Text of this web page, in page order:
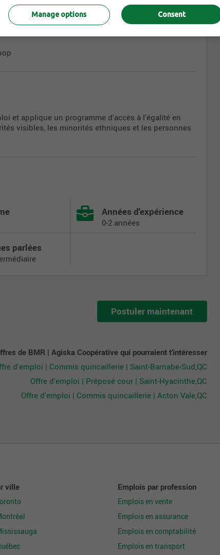
de sens. Membre propriétaire de Sollio Groupe
Coopérative rassemble plus de 5600 membres et
la Montérégie, le Centre-du-Québec et l’Estrie,
et applique un programme d'accès à l'égalité en
visibles, les minorités ethniques et les personnes
Années d'expérience
0-2 années
parlées
Postuler maintenant
de BMR | Agiska Coopérative qui pourraient t'intéresser
d'emploi | Commis quincaillerie | Saint-Barnabe-Sud,QC
Offre d'emploi | Préposé cour | Saint-Hyacinthe,QC
Offre d'emploi | Commis quincaillerie | Acton Vale,QC
ville Emplois par profession
Emplois en vente
Emplois en assurance
Emplois en comptabilité
Emplois en transport
Consent
Manage options